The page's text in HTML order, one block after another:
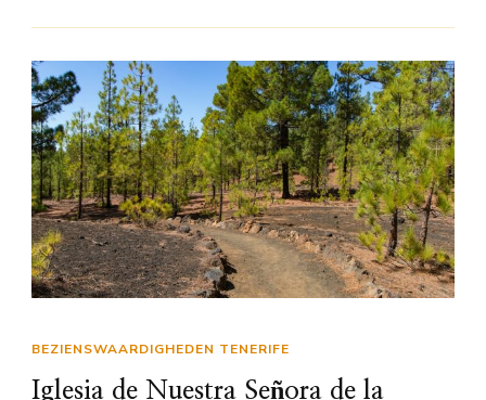
BEZIENSWAARDIGHEDEN TENERIFE
Iglesia de Nuestra Señora de la